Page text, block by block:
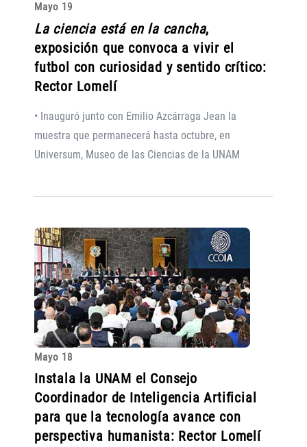
Mayo 19
La ciencia está en la cancha,
exposición que convoca a vivir el
futbol con curiosidad y sentido crítico:
Rector Lomelí
• Inauguró junto con Emilio Azcárraga Jean la
muestra que permanecerá hasta octubre, en
Universum, Museo de las Ciencias de la UNAM
Mayo 18
Instala la UNAM el Consejo
Coordinador de Inteligencia Artificial
para que la tecnología avance con
perspectiva humanista: Rector Lomelí